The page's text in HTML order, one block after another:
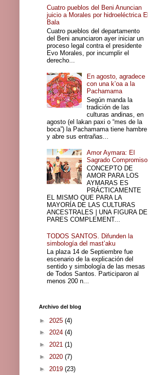
Cuatro pueblos del Beni Anuncian
juicio a Morales por hidroeléctrica El
Bala
Cuatro pueblos del departamento
del Beni anunciaron ayer iniciar un
proceso legal contra el presidente
Evo Morales, por incumplir el
derecho...
En agosto, agradece
con una k’oa a la
Pachamama
Según manda la
tradición de las
culturas andinas, en
agosto (el lakan paxi o “mes de la
boca”) la Pachamama tiene hambre
y abre sus entrañas...
Amor Aymara: El
Sagrado Compromiso
CONCEPTO DE
AMOR PARA LOS
AYMARAS ES
PRÁCTICAMENTE
EL MISMO QUE PARA LA
MAYORÍA DE LAS CULTURAS
ANCESTRALES | UNA FIGURA DE
PARES COMPLEMENT...
TODOS SANTOS. Difunden la
simbología del mast’aku
La plaza 14 de Septiembre fue
escenario de la explicación del
sentido y simbología de las mesas
de Todos Santos. Participaron al
menos 200 n...
Archivo del blog
► 2025 (4)
► 2024 (4)
► 2021 (1)
► 2020 (7)
► 2019 (23)